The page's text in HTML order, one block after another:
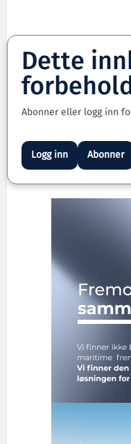
Dette
Abonner eller logg inn
Logg inn Abonner